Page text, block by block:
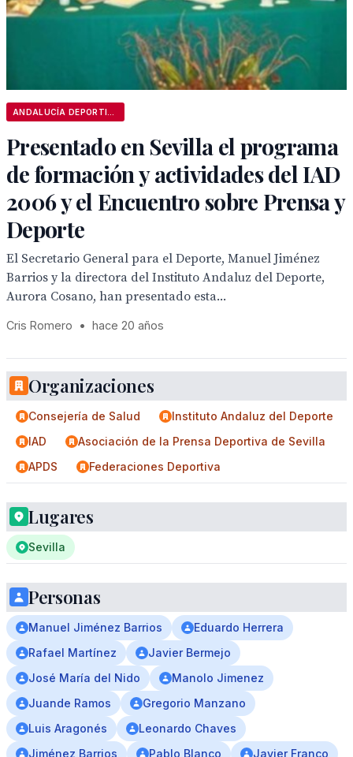
Presentado en Sevilla el programa
de formación y actividades del IAD
2006 y el Encuentro sobre Prensa y
Deporte
El Secretario General para el Deporte, Manuel Jiménez
Barrios y la directora del Instituto Andaluz del Deporte,
Aurora Cosano, han presentado esta...
Cris Romero • hace 20 años
Organizaciones
Consejería de Salud
Instituto Andaluz del Deporte
IAD
Asociación de la Prensa Deportiva de Sevilla
APDS
Federaciones Deportiva
Lugares
Sevilla
Personas
Manuel Jiménez Barrios
Eduardo Herrera
Rafael Martínez
Javier Bermejo
José María del Nido
Manolo Jimenez
Juande Ramos
Gregorio Manzano
Luis Aragonés
Leonardo Chaves
Jiménez Barrios
Pablo Blanco Javier Franco